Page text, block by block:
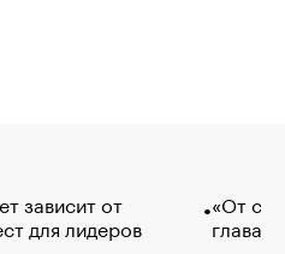
зависит от
для лидеров
«От
глава